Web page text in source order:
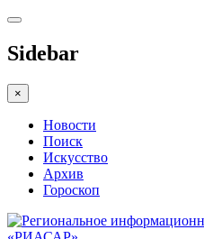
Sidebar
×
Новости
Поиск
Искусство
Архив
Гороскоп